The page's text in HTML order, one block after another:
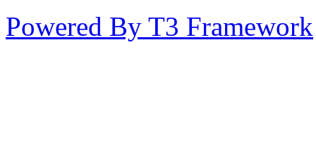
Powered By T3 Framework